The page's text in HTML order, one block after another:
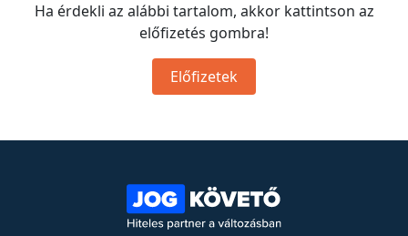
Ha érdekli az alábbi tartalom, akkor kattintson az
előfizetés gombra!
Előfizetek